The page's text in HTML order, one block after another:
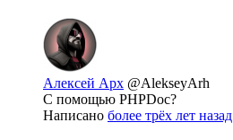
Алексей Арх @AlekseyArh
С помощью PHPDoc?
Написано более трёх лет назад